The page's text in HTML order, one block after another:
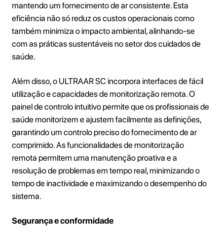
mantendo um fornecimento de ar consistente. Esta
eficiência não só reduz os custos operacionais como
também minimiza o impacto ambiental, alinhando-se
com as práticas sustentáveis no setor dos cuidados de
saúde.
Além disso, o ULTRAAR SC incorpora interfaces de fácil
utilização e capacidades de monitorização remota. O
painel de controlo intuitivo permite que os profissionais de
saúde monitorizem e ajustem facilmente as definições,
garantindo um controlo preciso do fornecimento de ar
comprimido. As funcionalidades de monitorização
remota permitem uma manutenção proativa e a
resolução de problemas em tempo real, minimizando o
tempo de inactividade e maximizando o desempenho do
sistema.
Segurança e conformidade